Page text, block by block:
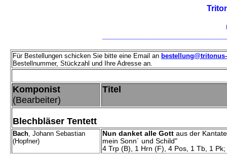
Für Bestellungen schicken Sie bitte eine Email an
Bestellnummer, Stückzahl und Ihre Adresse an.
Komponist
(Bearbeiter)
Titel
Blechbläser Tentett
Bach, Johann Sebastian
(Hopfner)
Nun danket alle Gott aus der
mein Sonn´ und Schild"
4 Trp (B), 1 Hrn (F), 4 Pos, 1 Tb, 1